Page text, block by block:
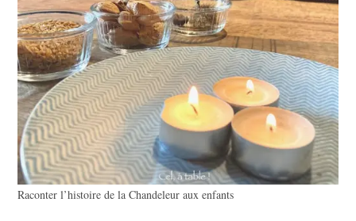
Raconter l’histoire de la Chandeleur aux enfants